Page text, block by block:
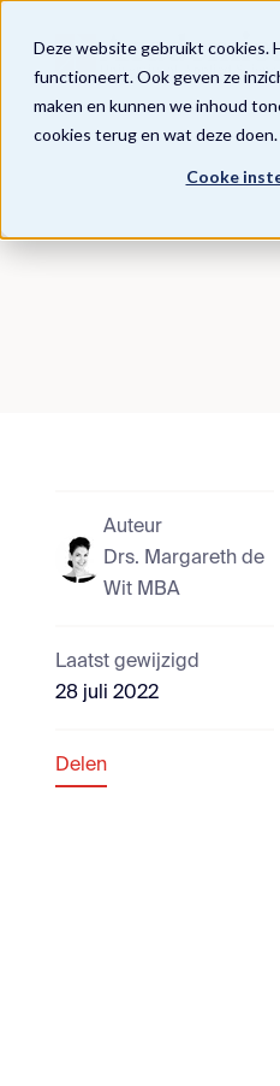
Deze website gebruikt cookies.
functioneert. Ook geven ze
maken en kunnen we inhoud
cookies terug en wat deze doen.
Cooke
Auteur
Drs. Margareth de
Wit MBA
Laatst gewijzigd
28 juli 2022
Delen